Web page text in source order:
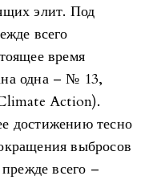
элит. Под
всего
время
одна – № 13,
Action).
достижению тесно
выбросов
всего –